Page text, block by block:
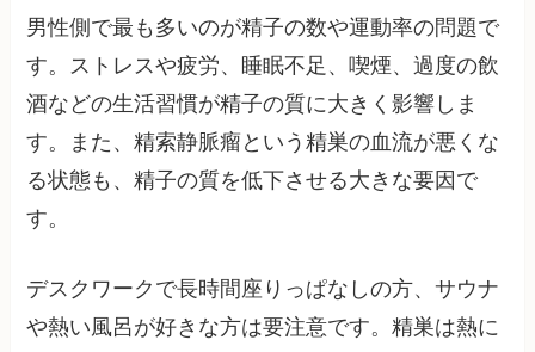
男性側で最も多いのが精子の数や運動率の問題で
す。ストレスや疲労、睡眠不足、喫煙、過度の飲
酒などの生活習慣が精子の質に大きく影響しま
す。また、精索静脈瘤という精巣の血流が悪くな
る状態も、精子の質を低下させる大きな要因で
す。
デスクワークで長時間座りっぱなしの方、サウナ
や熱い風呂が好きな方は要注意です。精巣は熱に